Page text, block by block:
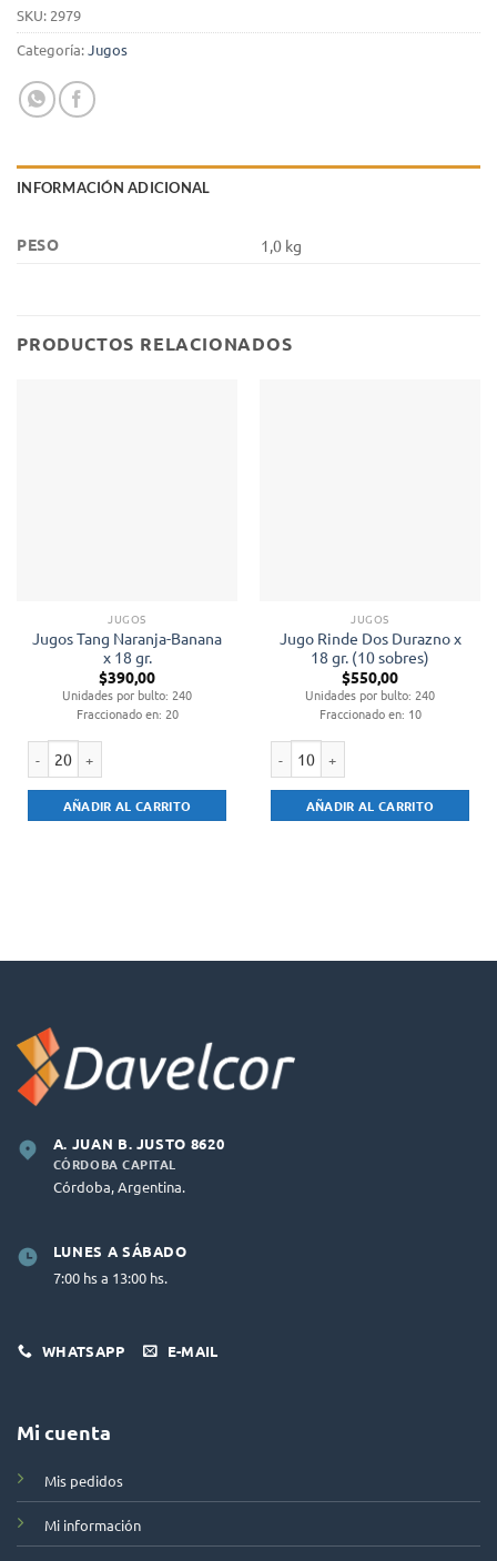
SKU: 2979
Categoría:Jugos
INFORMACIÓN ADICIONAL
PESO 1,0 kg
PRODUCTOS RELACIONADOS
JUGOS
Jugos Tang Naranja-Banana
x 18 gr.
$390,00
Unidades por bulto: 240
Fraccionado en: 20
AÑADIR AL CARRITO
JUGOS
Jugo Rinde Dos Durazno x
18 gr. (10 sobres)
$550,00
Unidades por bulto: 240
Fraccionado en: 10
AÑADIR AL CARRITO
A. JUAN B. JUSTO 8620
CÓRDOBA CAPITAL
Córdoba, Argentina.
LUNES A SÁBADO
7:00 hs a 13:00 hs.
WHATSAPP E-MAIL
Mi cuenta
Mis pedidos
Mi información